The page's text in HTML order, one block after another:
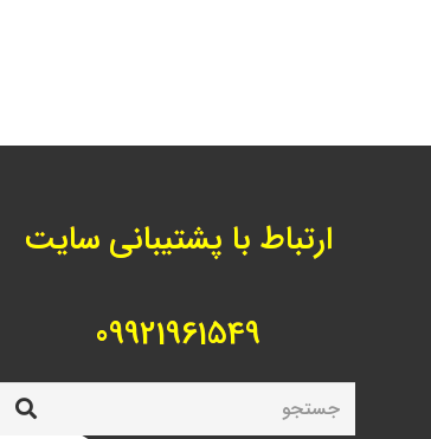
ارتباط با پشتیبانی سایت
09921961549